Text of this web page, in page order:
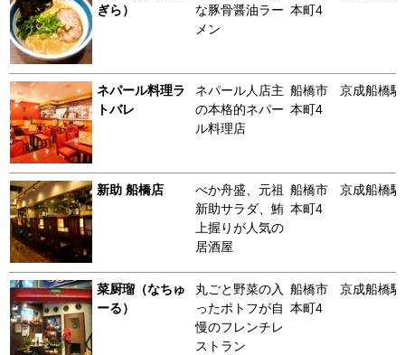
ぎら）
な豚骨醤油ラー
メン
本町4
ネパール料理ラ
トバレ
ネパール人店主
の本格的ネパー
ル料理店
船橋市
本町4
京成船橋駅
新助 船橋店
べか舟盛、元祖
新助サラダ、鮪
上握りが人気の
居酒屋
船橋市
本町4
京成船橋駅
菜厨瑠（なちゅ
ーる）
丸ごと野菜の入
ったポトフが自
慢のフレンチレ
ストラン
船橋市
本町4
京成船橋駅